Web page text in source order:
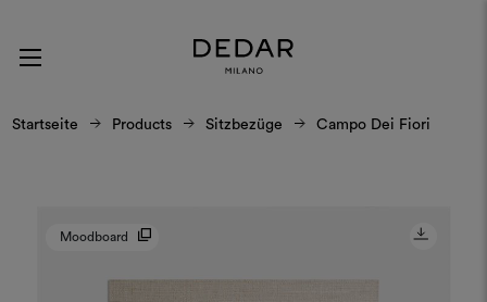
Startseite Products Sitzbezüge Campo Dei Fiori
Moodboard